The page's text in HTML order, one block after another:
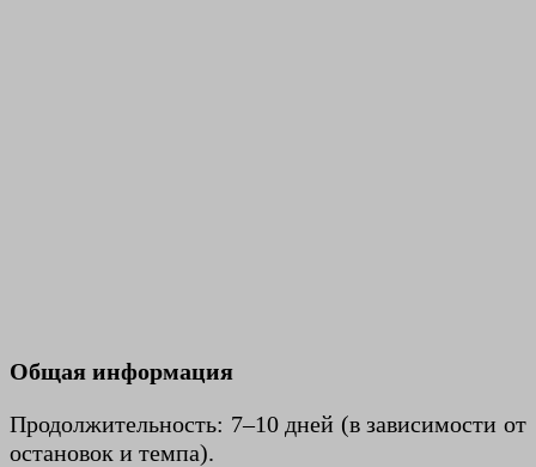
Общая информация
Продолжительность: 7–10 дней (в зависимости от
остановок и темпа).